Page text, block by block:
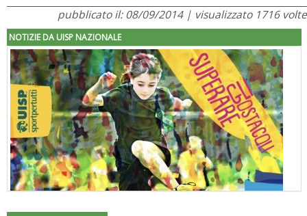
pubblicato il: 08/09/2014 | visualizzato 1716 volte
NOTIZIE DA UISP NAZIONALE